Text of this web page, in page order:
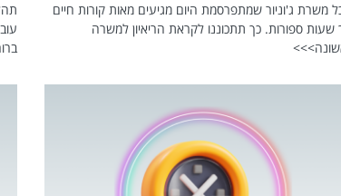
משרת ג'וניור שמתפרסמת היום מגיעים מאות קורות חיים
שעות ספורות. כך תתכוננו לקראת הריאיון למשרה